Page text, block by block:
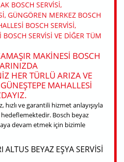
BOSCH SERVISI,
GÜNGÖREN MERKEZ BOSCH
BOSCH SERVISI,
SERVISI VE DIĞER TÜM
MAKINESI BOSCH
HER TÜRLÜ ARIZA VE
MAHALLESI
ve garantili hizmet anlayışıyla
Bosch beyaz
devam etmek için bizimle
ALTUS BEYAZ EŞYA SERVISI